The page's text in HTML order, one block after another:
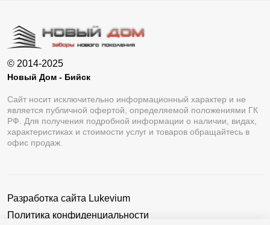
© 2014-2025
Новый Дом - Бийск
Сайт носит исключительно информационный характер и не
является публичной офертой, определяемой положениями ГК
РФ. Для получения подробной информации о наличии, видах,
характеристиках и стоимости услуг и товаров обращайтесь в
офис продаж.
Разработка сайта Lukevium
Политика конфиденциальности